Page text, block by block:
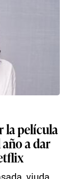
la película
a dar